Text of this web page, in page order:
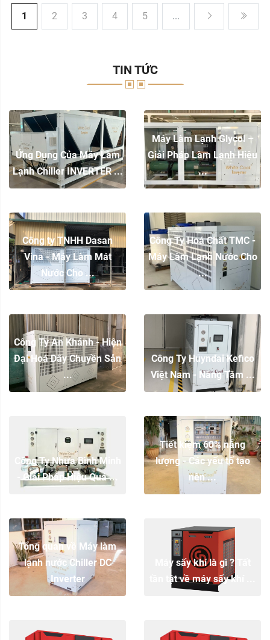
1 2 3 4 5 ...
TIN TỨC
Ứng Dụng Của Máy Làm
Lạnh Chiller INVERTER ...
Máy Làm Lạnh Glycol –
Giải Pháp Làm Lạnh Hiệu
...
Công ty TNHH Dasan
Vina - Máy Làm Mát
Nước Cho ...
Công Ty Hoá Chất TMC -
Máy Làm Lạnh Nước Cho
...
Công Ty An Khánh - Hiện
Đại Hoá Dây Chuyền Sản
...
Công Ty Huyndai Kefico
Việt Nam - Nâng Tầm ...
Công Ty Nhựa Bình Minh
- Giải Pháp Hiệu Quả ...
Tiết kiệm 60% năng
lượng - Các yếu tố tạo
nên ...
Tổng quan về Máy làm
lạnh nước Chiller DC
Inverter
Máy sấy khí là gì ? Tất
tần tật về máy sấy khí ...